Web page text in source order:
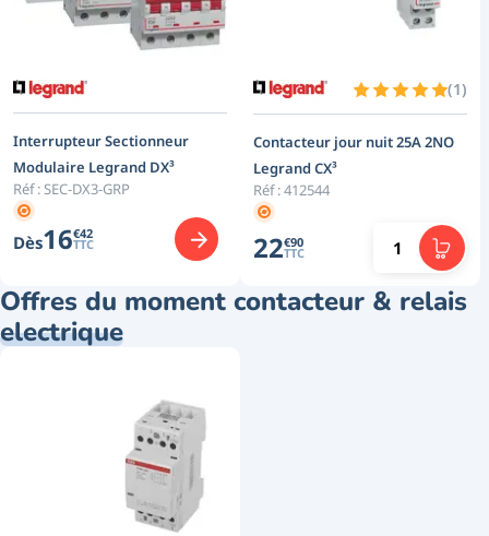
Interrupteur Sectionneur
Modulaire Legrand DX³
Réf :SEC-DX3-GRP
Dès16€42
TTC
(1)
Contacteur jour nuit 25A 2NO
Legrand CX³
Réf :412544
22€90
TTC
Offres du moment contacteur & relais
electrique